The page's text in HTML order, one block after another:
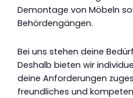
Demontage von Möbeln
Behördengängen.
Bei uns stehen deine
Deshalb bieten wir
deine Anforderungen
freundliches und